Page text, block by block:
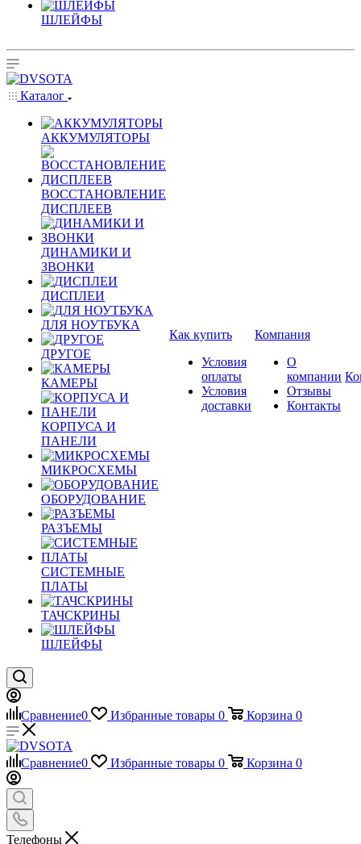
ШЛЕЙФЫ
Каталог
АККУМУЛЯТОРЫ
ВОССТАНОВЛЕНИЕ
ДИСПЛЕЕВ
ДИНАМИКИ И
ЗВОНКИ
ДИСПЛЕИ
ДЛЯ НОУТБУКА
ДРУГОЕ
КАМЕРЫ
КОРПУСА И
ПАНЕЛИ
МИКРОСХЕМЫ
ОБОРУДОВАНИЕ
РАЗЪЕМЫ
СИСТЕМНЫЕ
ПЛАТЫ
ТАЧСКРИНЫ
ШЛЕЙФЫ
Как купить
Условия
оплаты
Условия
доставки
Компания
О
компании
Отзывы
Контакты
Сравнение0 Избранные товары 0 Корзина 0
Сравнение0 Избранные товары 0 Корзина 0
Телефоны